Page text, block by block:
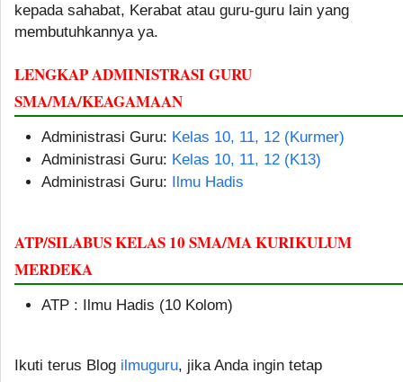
kepada sahabat, Kerabat atau guru-guru lain yang
membutuhkannya ya.
LENGKAP ADMINISTRASI GURU
SMA/MA/KEAGAMAAN
Administrasi Guru: Kelas 10, 11, 12 (Kurmer)
Administrasi Guru: Kelas 10, 11, 12 (K13)
Administrasi Guru: Ilmu Hadis
ATP/SILABUS KELAS 10 SMA/MA KURIKULUM
MERDEKA
ATP : Ilmu Hadis (10 Kolom)
Ikuti terus Blog ilmuguru, jika Anda ingin tetap